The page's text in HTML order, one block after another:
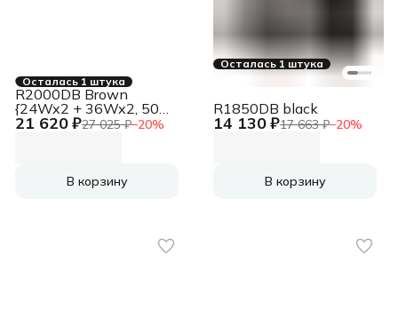
Осталась 1 штука
21 620 ₽27 025 ₽−20%
R2000DB Brown
{24Wx2 + 36Wx2, 50
Гц - 20 кГц, пульт ДУ}
В корзину
Осталась 1 штука
14 130 ₽17 663 ₽−20%
R1850DB black
В корзину